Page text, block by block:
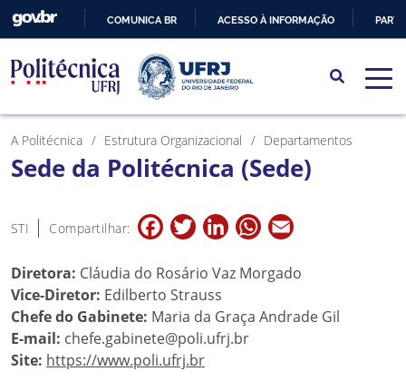
PARA
O
CONTEÚDO
COMUNICA BR ACESSO À INFORMAÇÃO
A Politécnica Estrutura Organizacional Departamentos
Sede da Politécnica (Sede)
STI Compartilhar: Facebook
TwitterLinkedInWhatsApp
Email
Diretora: Cláudia do Rosário Vaz Morgado
Vice-Diretor: Edilberto Strauss
Chefe do Gabinete: Maria da Graça Andrade Gil
E-mail: chefe.gabinete@poli.ufrj.br
Site: https://www.poli.ufrj.br